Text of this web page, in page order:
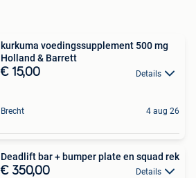
kurkuma voedingssupplement 500 mg
Holland & Barrett
€ 15,00 Details
Brecht 4 aug 26
Deadlift bar + bumper plate en squad rek
€ 350,00 Details